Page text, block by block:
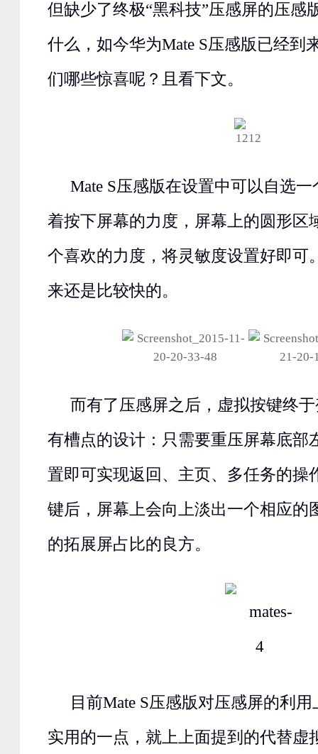
但缺少了终极“黑科技”压感屏的压感
什么，如今华为Mate S压感版已经到
们哪些惊喜呢？且看下文。
Mate S压感版在设置中可以自选
着按下屏幕的力度，屏幕上的圆形区
个喜欢的力度，将灵敏度设置好即可
来还是比较快的。
而有了压感屏之后，虚拟按键终
有槽点的设计：只需要重压屏幕底部
置即可实现返回、主页、多任务的操
键后，屏幕上会向上淡出一个相应的
的拓展屏占比的良方。
目前Mate S压感版对压感屏的利
实用的一点，就上上面提到的代替虚